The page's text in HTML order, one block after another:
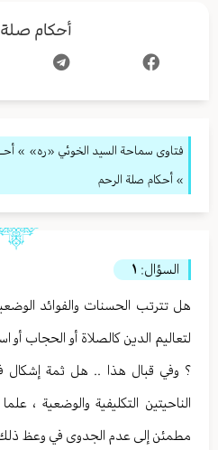
أحكام
فتاوى سماحة السيد الخوئي «ره» »
» أحكام صلة الرحم
السؤال: ١
هل تترتب الحسنات والفوائد
لتعاليم الدين كالصلاة أو الحجاب
؟ وفي قبال هذا .. هل ثمة إشكال
الناحيتين التكليفية والوضعية ،
مطمئن إلى عدم الجدوى في وعظ ذلك